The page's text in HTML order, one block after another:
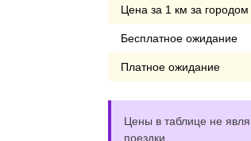
Цена за 1 км за городом
Бесплатное ожидание
Платное ожидание
Цены в таблице не
поездки.